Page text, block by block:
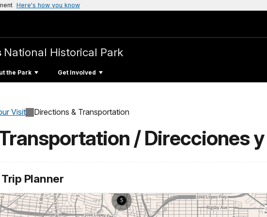
Here's how you know
National Historical Park
the Park Get Involved
Visit Directions & Transportation
/ Direcciones
Planner